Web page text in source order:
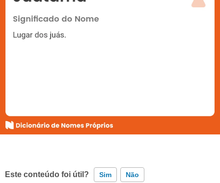
Este conteúdo foi útil? Sim Não